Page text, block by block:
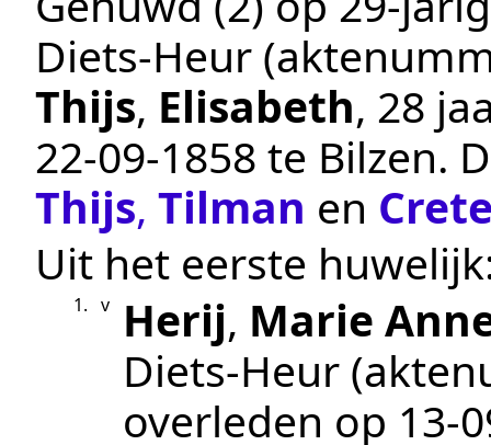
Diets-Heur
Thijs, Elisabeth, 28
22‑09‑1858 te Bilzen.
Thijs, Tilman en
Uit het eerste
1. v Herij, Marie
Diets-Heur
overleden op